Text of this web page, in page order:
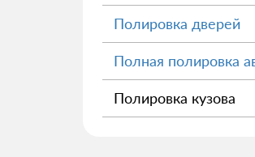
Полировка дверей
Полная полировка
Полировка кузова